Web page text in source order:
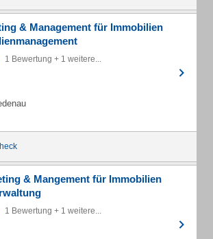
& Management für Immobilien
1 Bewertung + 1 weitere...
& Mangement für Immobilien
1 Bewertung + 1 weitere...